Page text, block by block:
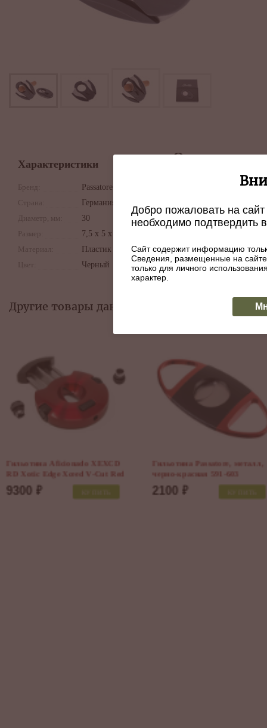
Характеристики
Бренд:
Passatore
Страна:
Германия
Диаметр, мм:
30
Размер:
7,5 x 5 x 1,5 см
Материал:
Пластик
Цвет:
Черный
Описание
Сигарная
лезвие в
пружиной при
Другие товары данной категории:
Гильотина Caseti, хром
4
4800
Добро пожаловать на
необходимо подтвердить
Сайт содержит информацию
Сведения, размещенные на
только для личного
характер.